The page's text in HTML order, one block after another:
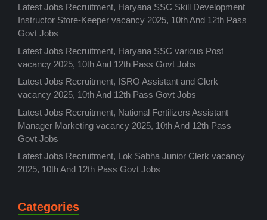
Latest Jobs Recruitment, Haryana SSC Skill Development
Instructor Store-Keeper vacancy 2025, 10th And 12th Pass
Govt Jobs
Latest Jobs Recruitment, Haryana SSC various Post
vacancy 2025, 10th And 12th Pass Govt Jobs
Latest Jobs Recruitment, ISRO Assistant and Clerk
vacancy 2025, 10th And 12th Pass Govt Jobs
Latest Jobs Recruitment, National Fertilizers Assistant
Manager Marketing vacancy 2025, 10th And 12th Pass
Govt Jobs
Latest Jobs Recruitment, Lok Sabha Junior Clerk vacancy
2025, 10th And 12th Pass Govt Jobs
Categories